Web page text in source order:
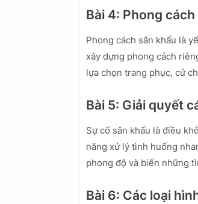
Bài 4: Phong
Phong cách sân khấu là
xây dựng phong cách
lựa chọn trang phục, cử
Bài 5: Giải quyết
Sự cố sân khấu là điều
năng xử lý tình huống
phong độ và biến những
Bài 6: Các loại